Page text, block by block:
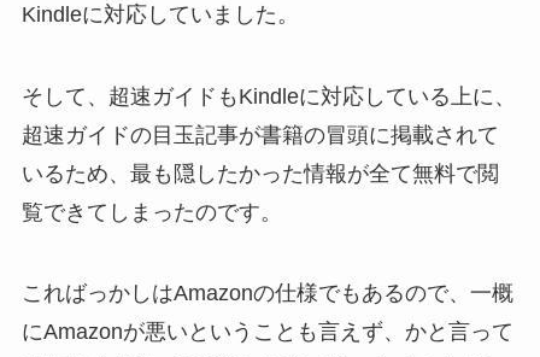
Kindleに対応していました。
そして、超速ガイドもKindleに対応している上に、
超速ガイドの目玉記事が書籍の冒頭に掲載されて
いるため、最も隠したかった情報が全て無料で閲
覧できてしまったのです。
こればっかしはAmazonの仕様でもあるので、一概
にAmazonが悪いということも言えず、かと言って